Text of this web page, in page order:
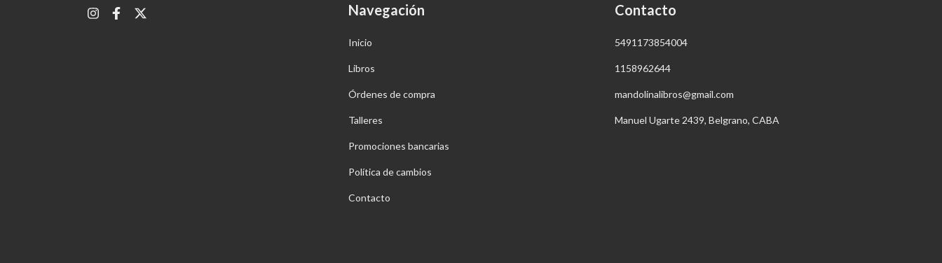
Navegación
Inicio
Libros
Órdenes de compra
Talleres
Promociones bancarias
Política de cambios
Contacto
Contacto
5491173854004
1158962644
mandolinalibros@gmail.com
Manuel Ugarte 2439, Belgrano, CABA